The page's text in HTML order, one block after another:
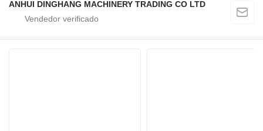
ANHUI DINGHANG MACHINERY TRADING CO LTD